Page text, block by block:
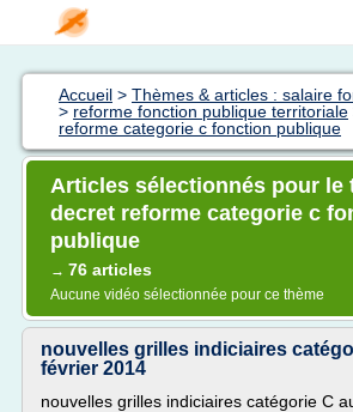
Accueil > Thèmes & articles : salaire
> reforme fonction publique territoriale
reforme categorie c fonction publique
Articles sélectionnés pour le
decret reforme categorie c
publique
→ 76 articles
Aucune vidéo sélectionnée pour ce thème
nouvelles grilles indiciaires
février 2014
nouvelles grilles indiciaires catégorie C